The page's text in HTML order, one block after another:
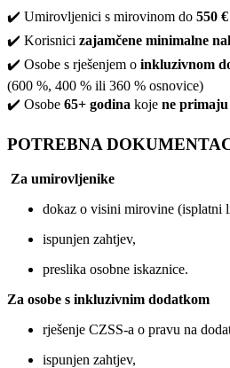
✔️ Umirovljenici s mirovinom do 550 €
✔️ Korisnici zajamčene minimalne
✔️ Osobe s rješenjem o inkluzivnom
(600 %, 400 % ili 360 % osnovice)
✔️ Osobe 65+ godina koje ne
POTREBNA
Za umirovljenike
dokaz o visini mirovine (isplatni
ispunjen zahtjev,
preslika osobne iskaznice.
Za osobe s inkluzivnim dodatkom
rješenje CZSS-a o pravu na
ispunjen zahtjev,